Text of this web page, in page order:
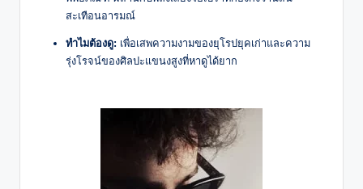
สะเทือนอารมณ์
ทำไมต้องดู: เพื่อเสพความงามของยุโรปยุคเก่าและความ
รุ่งโรจน์ของศิลปะแขนงสูงที่หาดูได้ยาก